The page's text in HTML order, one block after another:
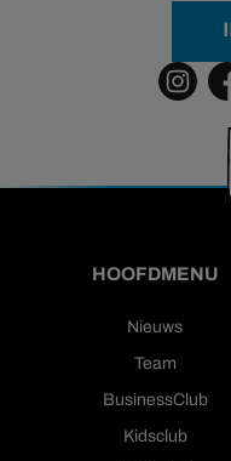
HOOFDMENU
Nieuws
Team
BusinessClub
Kidsclub